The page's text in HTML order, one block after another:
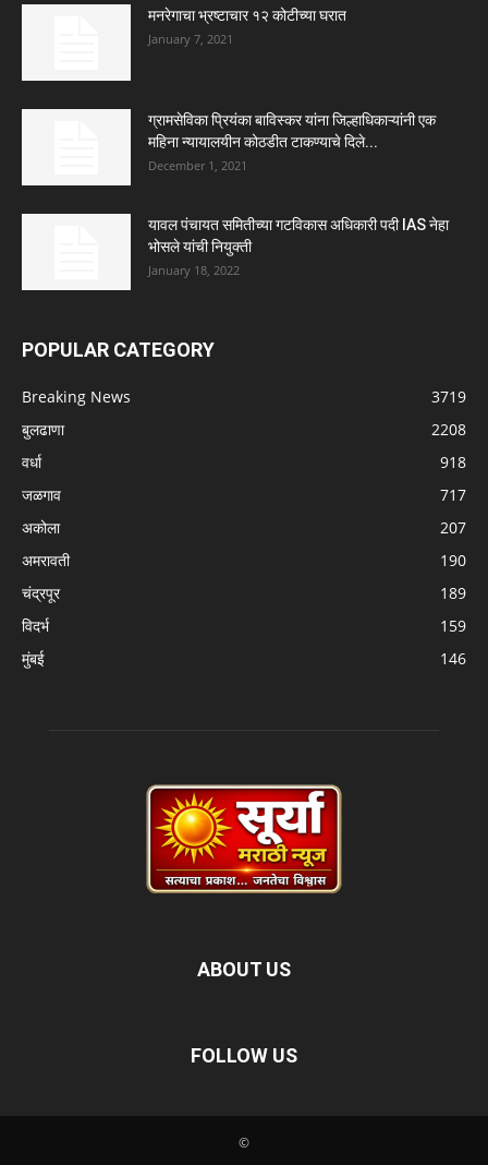
मनरेगाचा भ्रष्टाचार १२ कोटीच्या घरात
January 7, 2021
ग्रामसेविका प्रियंका बाविस्कर यांना जिल्हाधिकाऱ्यांनी एक
महिना न्यायालयीन कोठडीत टाकण्याचे दिले...
December 1, 2021
यावल पंचायत समितीच्या गटविकास अधिकारी पदी IAS नेहा
भोसले यांची नियुक्ती
January 18, 2022
POPULAR CATEGORY
Breaking News
3719
बुलढाणा
2208
वर्धा
918
जळगाव
717
अकोला
207
अमरावती
190
चंद्रपूर
189
विदर्भ
159
मुंबई
146
ABOUT US
FOLLOW US
©